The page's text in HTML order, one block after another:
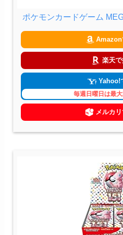
ポケモンカードゲーム
Amazon
楽天
Yahoo!
毎週日曜日は最大
メルカ